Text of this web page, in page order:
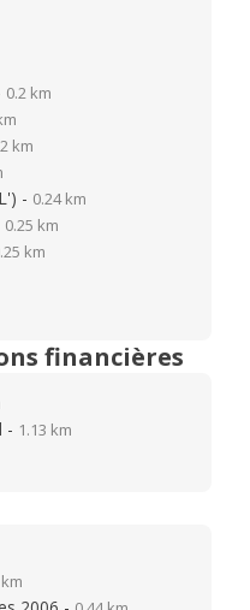
0.2 km
km
- 0.24 km
0.25 km
km
financières
- 1.13 km